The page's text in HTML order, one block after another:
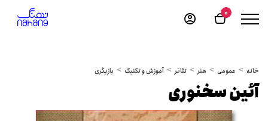
0
خانه عمومی هنر تئاتر آموزش و تکنیک بازیگری
آئین سخنوری